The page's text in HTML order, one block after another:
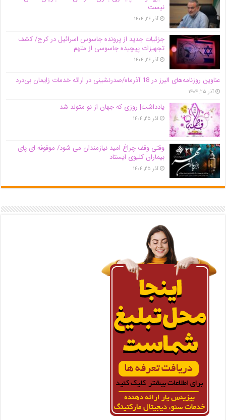
نیست
آذر ۲۶, ۱۴۰۴
جزئیات جدید از پرونده جاسوس اسرائیل در کرج/‌ کشف
تجهیزات پیچیده جاسوسی از متهم
آذر ۲۶, ۱۴۰۴
عناوین روزنامه‌های البرز در ‌18 آذرماه/صدرنشینی در ارائه خدمات زایمان بی‌درد
آذر ۲۵, ۱۴۰۴
یادداشت| روزی که جهان از نو متولد شد
آذر ۲۵, ۱۴۰۴
وقتی وقف چراغ امید نیازمندان می شود/ موقوفه ای پای
بیماران کلیوی ایستاد
آذر ۲۵, ۱۴۰۴